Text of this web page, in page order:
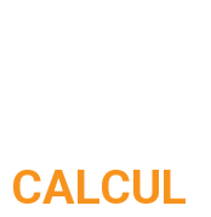
CALCUL